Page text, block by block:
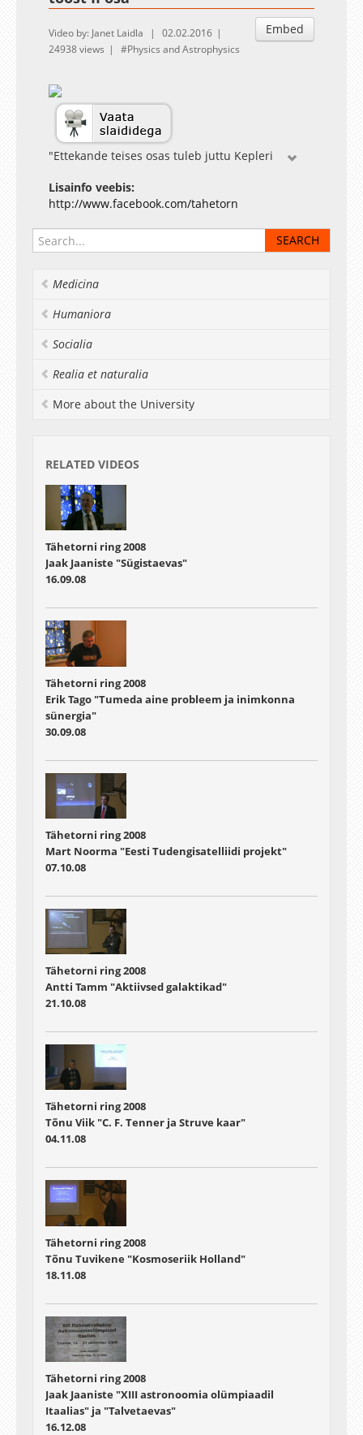
Embed
Video by: Janet Laidla
02.02.2016
24938 views
Physics and Astrophysics
"Ettekande teises osas tuleb juttu Kepleri
elust Linzis, tema ema kohtuprotsessist,
matemaatika-alastest uuringutest, Rudolfi
Tõnu Viik.
8. detsembril toimunud loengu esimest osa on
http://www.uttv.ee/naita?id=23041
Lisainfo veebis:
http://www.facebook.com/tahetorn
Medicina
Humaniora
Socialia
Realia et naturalia
More about the University
RELATED VIDEOS
Tähetorni ring 2008
Jaak Jaaniste "Sügistaevas"
16.09.08
Tähetorni ring 2008
Erik Tago "Tumeda aine probleem ja inimkonna
sünergia"
30.09.08
Tähetorni ring 2008
Mart Noorma "Eesti Tudengisatelliidi projekt"
07.10.08
Tähetorni ring 2008
Antti Tamm "Aktiivsed galaktikad"
21.10.08
Tähetorni ring 2008
Tõnu Viik "C. F. Tenner ja Struve kaar"
04.11.08
Tähetorni ring 2008
Tõnu Tuvikene "Kosmoseriik Holland"
18.11.08
Tähetorni ring 2008
Jaak Jaaniste "XIII astronoomia olümpiaadil
Itaalias" ja "Talvetaevas"
16.12.08